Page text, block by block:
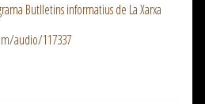
Butlletins informatius de La Xarxa
audio/117337